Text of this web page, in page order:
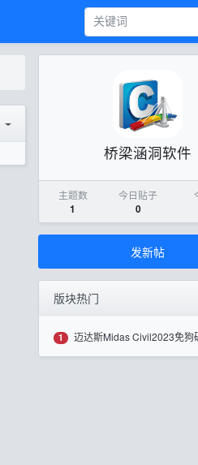
桥梁涵洞软件
主题数
1
今日贴子
0
发新帖
版块热门
1 迈达斯Midas Civil2023免狗